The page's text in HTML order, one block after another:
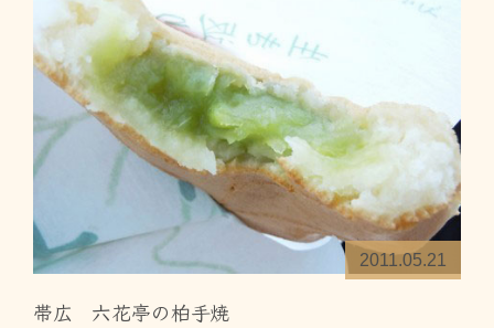
2011.05.21
帯広 六花亭の柏手焼